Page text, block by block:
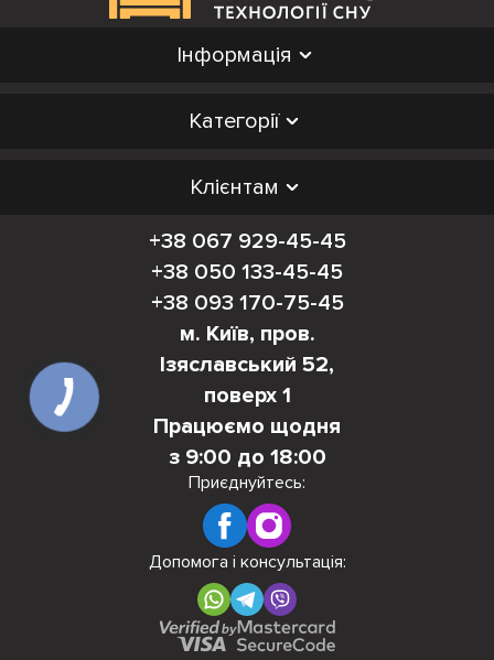
Інформація
Категорії
Клієнтам
+38 067 929-45-45
+38 050 133-45-45
+38 093 170-75-45
м. Київ, пров.
Ізяславський 52,
поверх 1
Працюємо щодня
з 9:00 до 18:00
Приєднуйтесь:
Допомога і консультація: